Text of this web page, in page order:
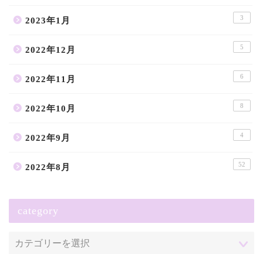
2023年1月 3
2022年12月 5
2022年11月 6
2022年10月 8
2022年9月 4
2022年8月 52
category